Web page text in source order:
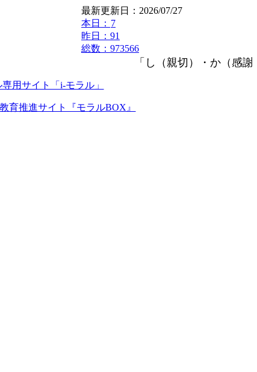
最新更新日：2026/07/27
本日： 7
昨日：91
総数：973566
「し（親切）・か（感